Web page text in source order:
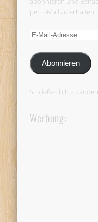
per E-Mail zu erhalten.
E-
Adresse
Abonnieren
Schließe dich 23
Werbung: